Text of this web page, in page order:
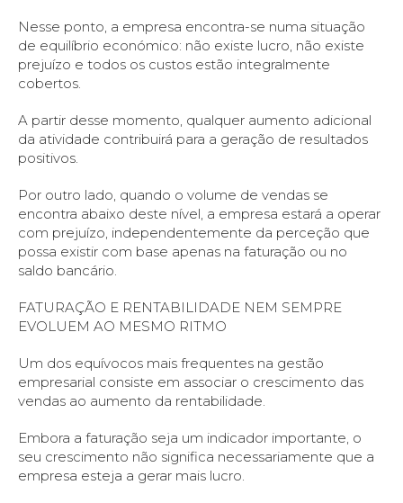
Nesse ponto, a empresa encontra-se numa situação
de equilíbrio económico: não existe lucro, não existe
prejuízo e todos os custos estão integralmente
cobertos.
A partir desse momento, qualquer aumento adicional
da atividade contribuirá para a geração de resultados
positivos.
Por outro lado, quando o volume de vendas se
encontra abaixo deste nível, a empresa estará a operar
com prejuízo, independentemente da perceção que
possa existir com base apenas na faturação ou no
saldo bancário.
FATURAÇÃO E RENTABILIDADE NEM SEMPRE
EVOLUEM AO MESMO RITMO
Um dos equívocos mais frequentes na gestão
empresarial consiste em associar o crescimento das
vendas ao aumento da rentabilidade.
Embora a faturação seja um indicador importante, o
seu crescimento não significa necessariamente que a
empresa esteja a gerar mais lucro.